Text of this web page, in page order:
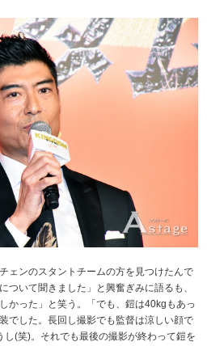
ェンのスタントチームの方を見つけたんで
ついて聞きました」と興奮ぎみに語るも、
かった」と笑う。「でも、鎧は40kgもあっ
でした。長回し撮影でも監督は涼しい顔で
し(笑)。それでも最後の撮影が終わって鎧を